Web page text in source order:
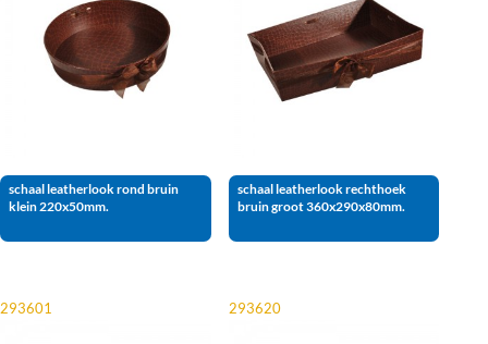
schaal leatherlook rond bruin
klein 220x50mm.
schaal leatherlook rechthoek
bruin groot 360x290x80mm.
293601 293620